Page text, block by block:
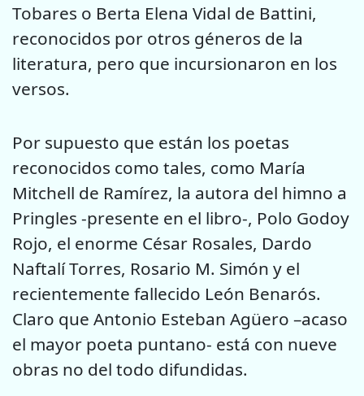
Tobares o Berta Elena Vidal de Battini,
reconocidos por otros géneros de la
literatura, pero que incursionaron en los
versos.
Por supuesto que están los poetas
reconocidos como tales, como María
Mitchell de Ramírez, la autora del himno a
Pringles -presente en el libro-, Polo Godoy
Rojo, el enorme César Rosales, Dardo
Naftalí Torres, Rosario M. Simón y el
recientemente fallecido León Benarós.
Claro que Antonio Esteban Agüero –acaso
el mayor poeta puntano- está con nueve
obras no del todo difundidas.